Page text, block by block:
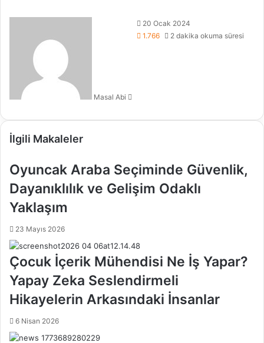
Masal Abi
Bir
e-
20 Ocak 2024
1.766
2 dakika okuma süresi
İlgili Makaleler
Oyuncak Araba Seçiminde Güvenlik,
Dayanıklılık ve Gelişim Odaklı
Yaklaşım
23 Mayıs 2026
Çocuk İçerik Mühendisi Ne İş Yapar?
Yapay Zeka Seslendirmeli
Hikayelerin Arkasındaki İnsanlar
6 Nisan 2026